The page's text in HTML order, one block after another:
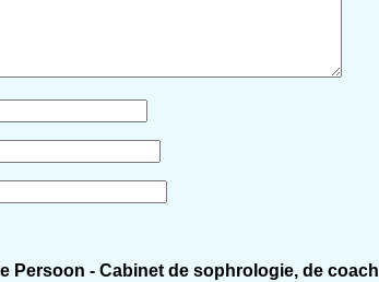
Persoon - Cabinet de sophrologie, de